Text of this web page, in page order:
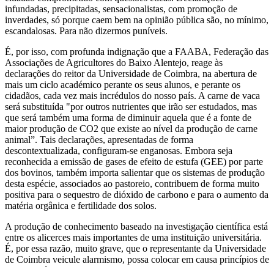
infundadas, precipitadas, sensacionalistas, com promoção de
inverdades, só porque caem bem na opinião pública são, no mínimo,
escandalosas. Para não dizermos puníveis.
É, por isso, com profunda indignação que a FAABA, Federação das
Associações de Agricultores do Baixo Alentejo, reage às
declarações do reitor da Universidade de Coimbra, na abertura de
mais um ciclo académico perante os seus alunos, e perante os
cidadãos, cada vez mais incrédulos do nosso país. A carne de vaca
será substituída "por outros nutrientes que irão ser estudados, mas
que será também uma forma de diminuir aquela que é a fonte de
maior produção de CO2 que existe ao nível da produção de carne
animal”. Tais declarações, apresentadas de forma
descontextualizada, configuram-se enganosas. Embora seja
reconhecida a emissão de gases de efeito de estufa (GEE) por parte
dos bovinos, também importa salientar que os sistemas de produção
desta espécie, associados ao pastoreio, contribuem de forma muito
positiva para o sequestro de dióxido de carbono e para o aumento da
matéria orgânica e fertilidade dos solos.
A produção de conhecimento baseado na investigação científica está
entre os alicerces mais importantes de uma instituição universitária.
É, por essa razão, muito grave, que o representante da Universidade
de Coimbra veicule alarmismo, possa colocar em causa princípios de